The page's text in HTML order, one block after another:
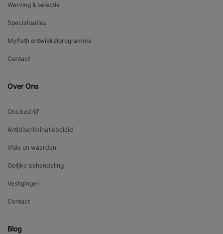
Werving & selectie
Specialisaties
MyPath ontwikkelprogramma
Contact
Over Ons
Ons bedrijf
Antidiscriminatiebeleid
Visie en waarden
Gelijke behandeling
Vestigingen
Contact
Blog